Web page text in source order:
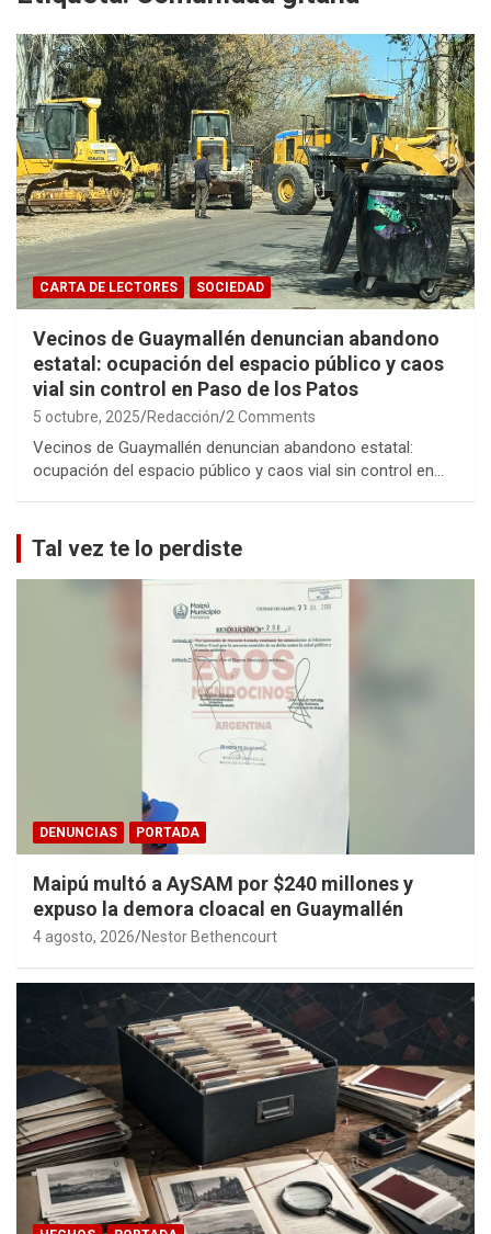
CARTA DE LECTORES SOCIEDAD
Vecinos de Guaymallén denuncian abandono
estatal: ocupación del espacio público y caos
vial sin control en Paso de los Patos
5 octubre, 2025 Redacción 2 Comments
Vecinos de Guaymallén denuncian abandono estatal:
ocupación del espacio público y caos vial sin control en…
Tal vez te lo perdiste
DENUNCIAS PORTADA
Maipú multó a AySAM por $240 millones y
expuso la demora cloacal en Guaymallén
4 agosto, 2026 Nestor Bethencourt